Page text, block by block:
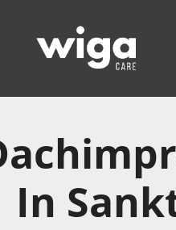
Inhalt
springen
In